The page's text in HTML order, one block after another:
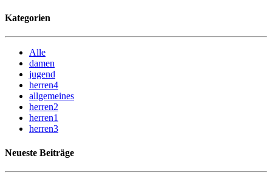
Kategorien
Alle
damen
jugend
herren4
allgemeines
herren2
herren1
herren3
Neueste Beiträge